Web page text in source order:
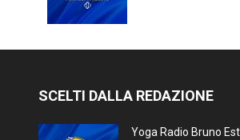
SCELTI DALLA REDAZIONE
Yoga Radio Bruno